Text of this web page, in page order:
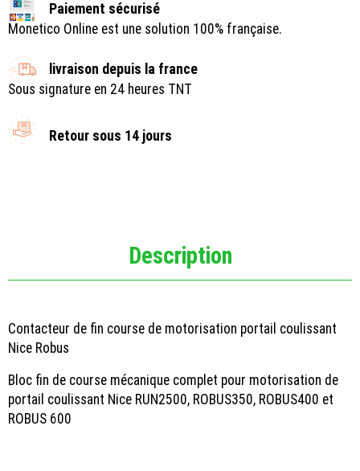
Paiement sécurisé
Monetico Online est une solution 100% française.
livraison depuis la france
Sous signature en 24 heures TNT
Retour sous 14 jours
Description
Contacteur de fin course de motorisation portail coulissant
Nice Robus
Bloc fin de course mécanique complet pour motorisation de
portail coulissant Nice RUN2500, ROBUS350, ROBUS400 et
ROBUS 600